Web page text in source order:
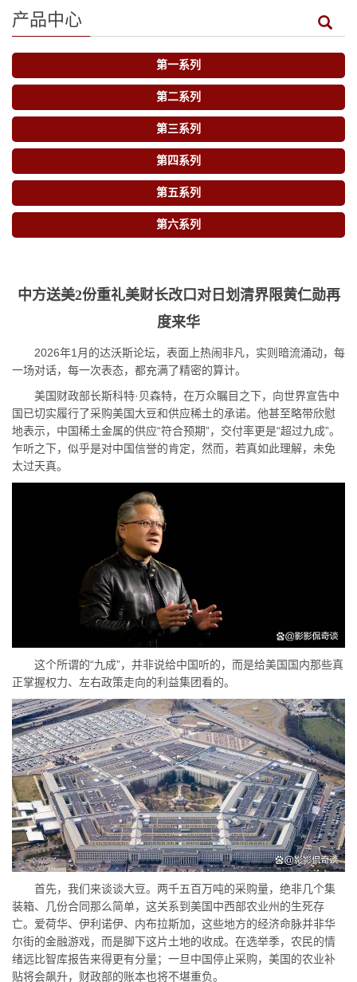
产品中心
第一系列
第二系列
第三系列
第四系列
第五系列
第六系列
中方送美2份重礼美财长改口对日划清界限黄仁勋再
度来华
2026年1月的达沃斯论坛，表面上热闹非凡，实则暗流涌动，每
一场对话，每一次表态，都充满了精密的算计。
美国财政部长斯科特·贝森特，在万众瞩目之下，向世界宣告中
国已切实履行了采购美国大豆和供应稀土的承诺。他甚至略带欣慰
地表示，中国稀土金属的供应“符合预期”，交付率更是“超过九成”。
乍听之下，似乎是对中国信誉的肯定，然而，若真如此理解，未免
太过天真。
这个所谓的“九成”，并非说给中国听的，而是给美国国内那些真
正掌握权力、左右政策走向的利益集团看的。
首先，我们来谈谈大豆。两千五百万吨的采购量，绝非几个集
装箱、几份合同那么简单，这关系到美国中西部农业州的生死存
亡。爱荷华、伊利诺伊、内布拉斯加，这些地方的经济命脉并非华
尔街的金融游戏，而是脚下这片土地的收成。在选举季，农民的情
绪远比智库报告来得更有分量；一旦中国停止采购，美国的农业补
贴将会飙升，财政部的账本也将不堪重负。